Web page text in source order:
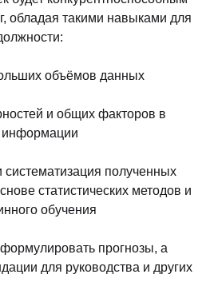
обладая такими навыками для
объёмов данных
и общих факторов в
информации
систематизация полученных
статистических методов и
обучения
прогнозы, а
для руководства и других